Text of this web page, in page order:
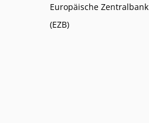
Europäische Zentralbank
(EZB)